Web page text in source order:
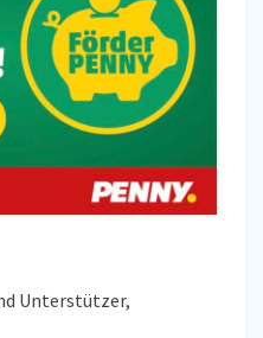
Unterstützer,